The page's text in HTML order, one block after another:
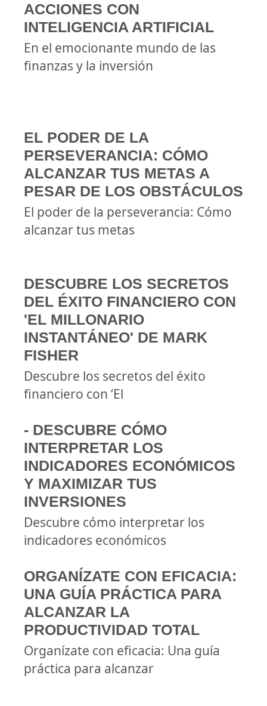
ACCIONES CON
INTELIGENCIA ARTIFICIAL
En el emocionante mundo de las
finanzas y la inversión
EL PODER DE LA
PERSEVERANCIA: CÓMO
ALCANZAR TUS METAS A
PESAR DE LOS OBSTÁCULOS
El poder de la perseverancia: Cómo
alcanzar tus metas
DESCUBRE LOS SECRETOS
DEL ÉXITO FINANCIERO CON
'EL MILLONARIO
INSTANTÁNEO' DE MARK
FISHER
Descubre los secretos del éxito
financiero con ‘El
- DESCUBRE CÓMO
INTERPRETAR LOS
INDICADORES ECONÓMICOS
Y MAXIMIZAR TUS
INVERSIONES
Descubre cómo interpretar los
indicadores económicos
ORGANÍZATE CON EFICACIA:
UNA GUÍA PRÁCTICA PARA
ALCANZAR LA
PRODUCTIVIDAD TOTAL
Organízate con eficacia: Una guía
práctica para alcanzar